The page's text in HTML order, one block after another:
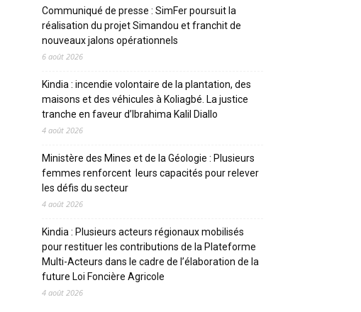
Communiqué de presse : SimFer poursuit la
réalisation du projet Simandou et franchit de
nouveaux jalons opérationnels
6 août 2026
Kindia : incendie volontaire de la plantation, des
maisons et des véhicules à Koliagbé. La justice
tranche en faveur d’Ibrahima Kalil Diallo
4 août 2026
Ministère des Mines et de la Géologie : Plusieurs
femmes renforcent leurs capacités pour relever
les défis du secteur
4 août 2026
Kindia : Plusieurs acteurs régionaux mobilisés
pour restituer les contributions de la Plateforme
Multi-Acteurs dans le cadre de l’élaboration de la
future Loi Foncière Agricole
4 août 2026